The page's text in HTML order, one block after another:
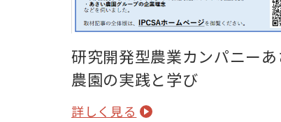
研究開発型農業カンパニー
農園の実践と学び
詳しく見る